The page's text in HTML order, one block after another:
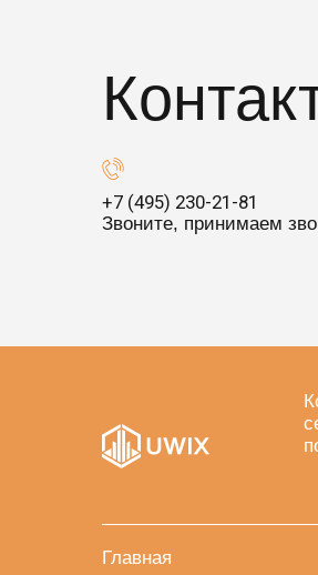
+7 (495) 230-21-81
Звоните, принимаем
Главная